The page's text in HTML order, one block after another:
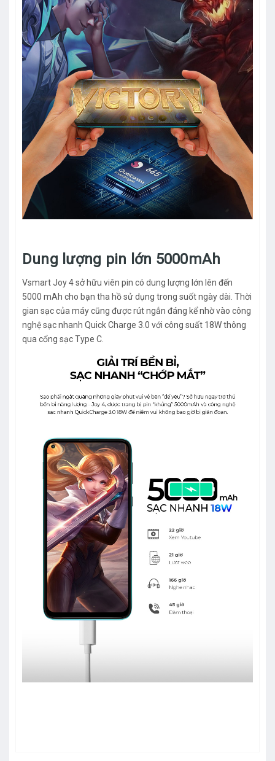
Dung lượng pin lớn 5000mAh
Vsmart Joy 4 sở hữu viên pin có dung lượng lớn lên đến
5000 mAh cho bạn tha hồ sử dụng trong suốt ngày dài. Thời
gian sạc của máy cũng được rút ngắn đáng kể nhờ vào công
nghệ sạc nhanh Quick Charge 3.0 với công suất 18W thông
qua cổng sạc Type C.